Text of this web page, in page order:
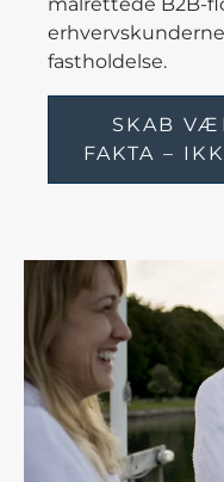
fastholdelse.
SKAB
FAKTA –